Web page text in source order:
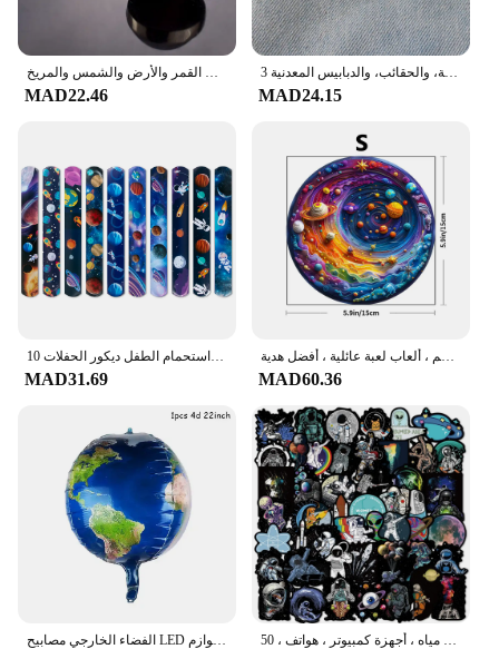
سلسلة مفاتيح سيارة كروية زجاجية مزدوجة الجانب ، حلقة مفاتيح على شكل كوكب نظام شمسي ، سلسلة مفاتيح على شكل سديم مجرة ، صورة فنية على شكل كوكب القمر والأرض والشمس والمريخ
MAD22.46
3 قطع من شارات سلسلة استكشاف الفضاء الإبداعية للجنسين، والملابس اليومية، والحقائب، والدبابيس المعدنية
MAD24.15
10 قطعة موضوع الفضاء الخارجي صفعة أساور رائد الفضاء كوكب نمط التصفيق دائرة لعبة أطفال حفلة عيد ميلاد هدية استحمام الطفل ديكور الحفلات
MAD31.69
لغز خشبي للبالغين والأطفال ، كوكب الفضاء ، لغز على شكل غير منتظم ، ألعاب لعبة عائلية ، أفضل هدية
MAD60.36
الفضاء الخارجي مصابيح LED للحفلات رائد الفضاء صاروخ المريخ سفينة الفضاء سلسلة ضوء غالاكسي النظام الشمسي حفلة صبي أول عيد ميلاد لوازم رواد الفضاء يستكشفون ملصقات جرافيتي الفضاء الخارجي ، شارات فينيل مقاومة للماء ، أجهزة لابتوب ذاتية الصنع ، زجاجات مياه ، أجهزة كمبيوتر ، هواتف ، 50 *